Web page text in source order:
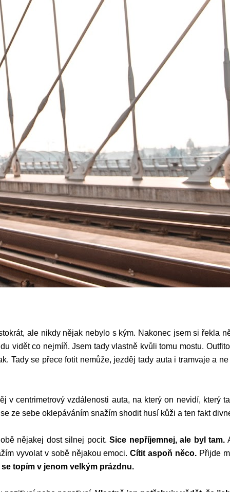
ale nikdy nějak nebylo s kým. Nakonec jsem si řekla
vidět co nejmíň. Jsem tady vlastně kvůli tomu mostu.
Tady se přece fotit nemůže, jezděj tady auta i tramvaje a
centrimetrový vzdálenosti auta, na který on nevidí, který
ze sebe oklepáváním snažím shodit husí kůži a ten fakt
nějakej dost silnej pocit.Sice nepříjemnej, ale byl tam.
vyvolat v sobě nějakou emoci.Cítit aspoň něco. Přijde
topím v jenom velkým prázdnu.